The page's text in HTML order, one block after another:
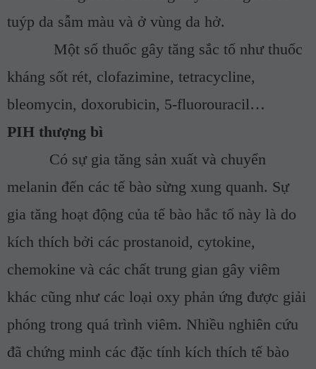
tuýp da sẫm màu và ở vùng da hở.
Một số thuốc gây tăng sắc tố như thuốc
kháng sốt rét, clofazimine, tetracycline,
bleomycin, doxorubicin, 5-fluorouracil…
PIH thượng bì
Có sự gia tăng sản xuất và chuyển
melanin đến các tế bào sừng xung quanh. Sự
gia tăng hoạt động của tế bào hắc tố này là do
kích thích bởi các prostanoid, cytokine,
chemokine và các chất trung gian gây viêm
khác cũng như các loại oxy phản ứng được giải
phóng trong quá trình viêm. Nhiều nghiên cứu
đã chứng minh các đặc tính kích thích tế bào